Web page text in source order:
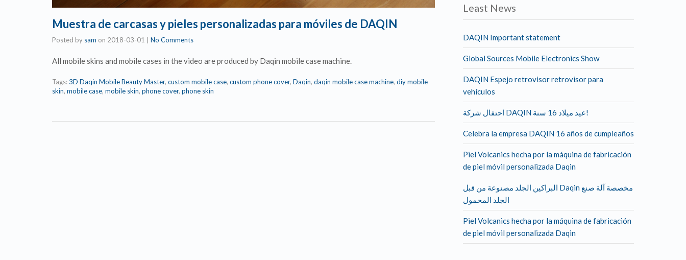
Muestra de carcasas y pieles personalizadas para móviles de DAQIN
Posted by sam on 2018-03-01 No Comments
All mobile skins and mobile cases in the video are produced by Daqin mobile case machine.
Tags:3D Daqin Mobile Beauty Master, custom mobile case, custom phone cover, Daqin, daqin mobile case machine, diy mobile
skin, mobile case, mobile skin, phone cover, phone skin
Least News
DAQIN Important statement
Global Sources Mobile Electronics Show
DAQIN Espejo retrovisor retrovisor para
vehículos
احتفال شركة DAQIN عيد ميلاد 16 سنة!
Celebra la empresa DAQIN 16 años de cumpleaños
Piel Volcanics hecha por la máquina de fabricación
de piel móvil personalizada Daqin
البراكين الجلد مصنوعة من قبل Daqin مخصصة آلة صنع
الجلد المحمول
Piel Volcanics hecha por la máquina de fabricación
de piel móvil personalizada Daqin